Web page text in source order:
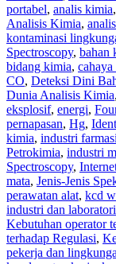
portabel, analis kimia,
Analisis Kimia,
kontaminasi
Spectroscopy, bahan
bidang kimia, cahaya
CO, Deteksi Dini
Dunia Analisis Kimia,
eksplosif, energi,
pernapasan, Hg,
kimia, industri farmasi
Petrokimia, industri
Spectroscopy,
mata, Jenis-Jenis
perawatan alat, kcd
industri dan
Kebutuhan operator
terhadap Regulasi,
pekerja dan